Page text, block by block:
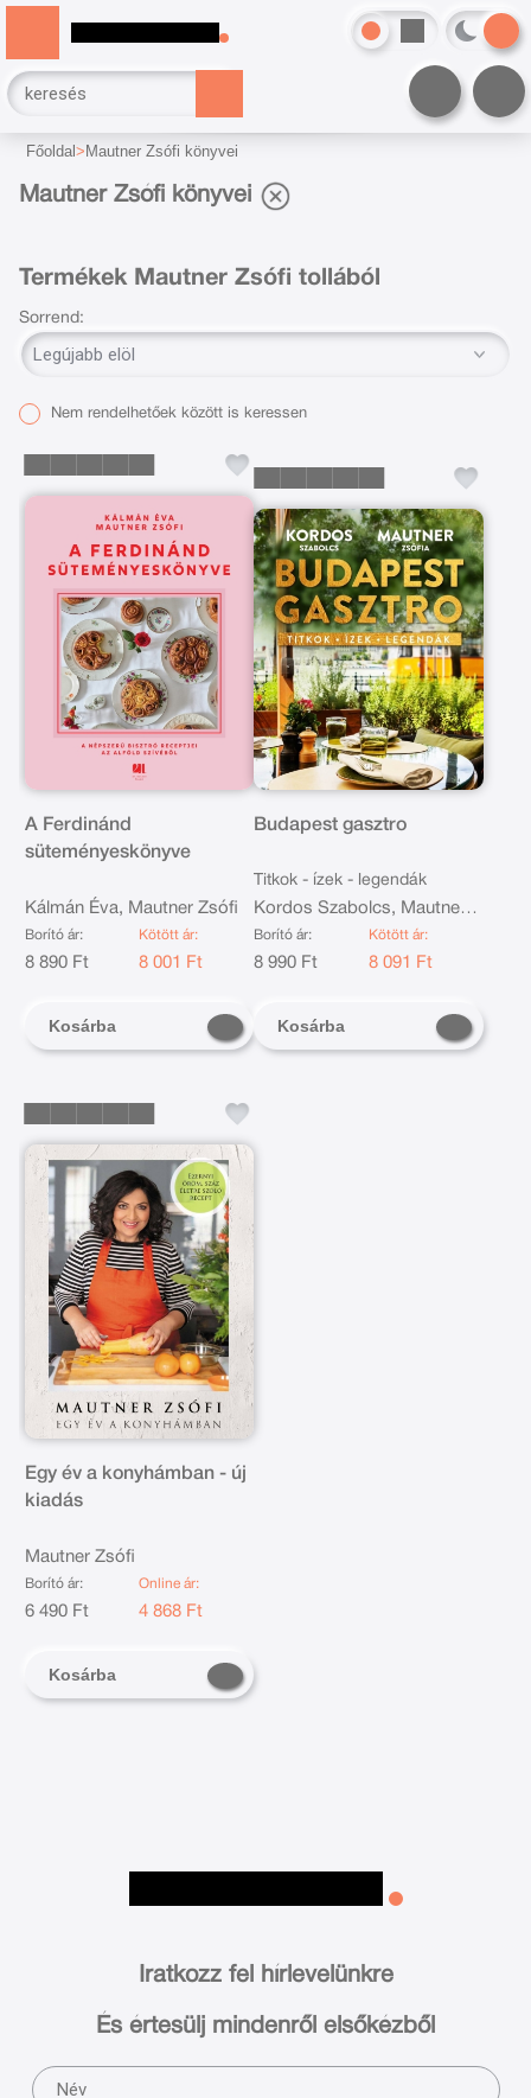
Főoldal Mautner Zsófi könyvei
Mautner Zsófi könyvei
Termékek Mautner Zsófi tollából
Sorrend:
Nem rendelhetőek között is keressen
A Ferdinánd
süteményeskönyve
Kálmán Éva, Mautner Zsófi
Borító ár:
8 890 Ft
Kötött ár:
8 001 Ft
Kosárba
Budapest gasztro
Titkok - ízek - legendák
Kordos Szabolcs, Mautner
Zsófi
Borító ár:
8 990 Ft
Kötött ár:
8 091 Ft
Kosárba
Egy év a konyhámban - új
kiadás
Mautner Zsófi
Borító ár:
6 490 Ft
Online ár:
4 868 Ft
Kosárba
Iratkozz fel hírlevelünkre
És értesülj mindenről elsőkézből